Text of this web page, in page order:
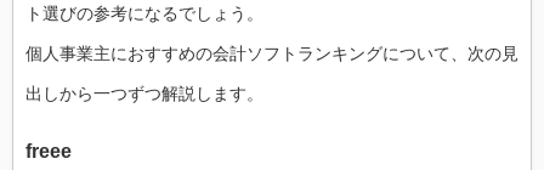
ト選びの参考になるでしょう。
個人事業主におすすめの会計ソフトランキングについて、次の見
出しから一つずつ解説します。
freee